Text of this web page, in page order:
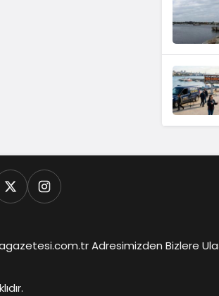
Adresimizden Bizlere